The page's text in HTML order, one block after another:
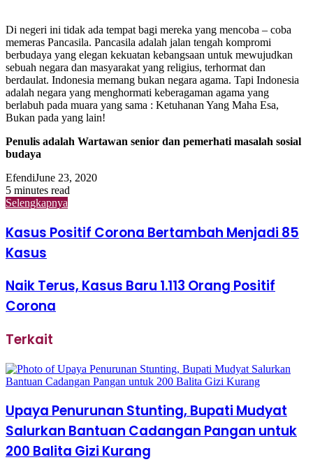
Di negeri ini tidak ada tempat bagi mereka yang mencoba – coba
memeras Pancasila. Pancasila adalah jalan tengah kompromi
berbudaya yang elegan kekuatan kebangsaan untuk mewujudkan
sebuah negara dan masyarakat yang religius, terhormat dan
berdaulat. Indonesia memang bukan negara agama. Tapi Indonesia
adalah negara yang menghormati keberagaman agama yang
berlabuh pada muara yang sama : Ketuhanan Yang Maha Esa,
Bukan pada yang lain!
Penulis adalah Wartawan senior dan pemerhati masalah sosial
budaya
EfendiJune 23, 2020
5 minutes read
Selengkapnya
Kasus Positif Corona Bertambah Menjadi 85
Kasus
Naik Terus, Kasus Baru 1.113 Orang Positif
Corona
Terkait
Upaya Penurunan Stunting, Bupati Mudyat
Salurkan Bantuan Cadangan Pangan untuk
200 Balita Gizi Kurang